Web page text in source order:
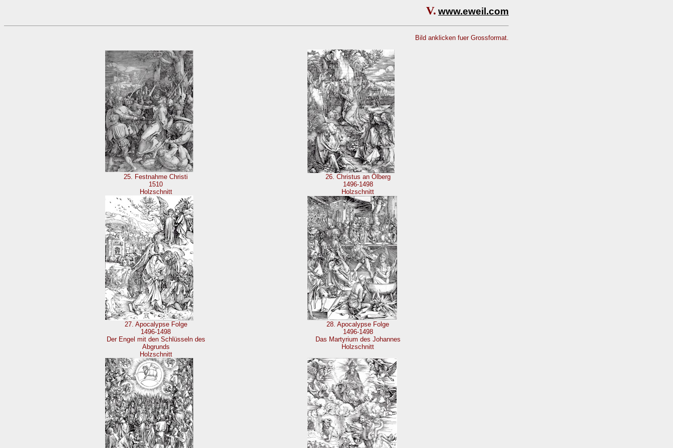
V. www.eweil.com
Bild anklicken fuer Grossformat.
25. Festnahme Christi
1510
Holzschnitt
26. Christus an Ölberg
1496-1498
Holzschnitt
27. Apocalypse Folge
1496-1498
Der Engel mit den Schlüsseln des
Abgrunds
Holzschnitt
28. Apocalypse Folge
1496-1498
Das Martyrium des Johannes
Holzschnitt